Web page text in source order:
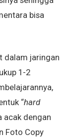
bisa
dalam jaringan
1-2
“hard
acak dengan
Foto Copy